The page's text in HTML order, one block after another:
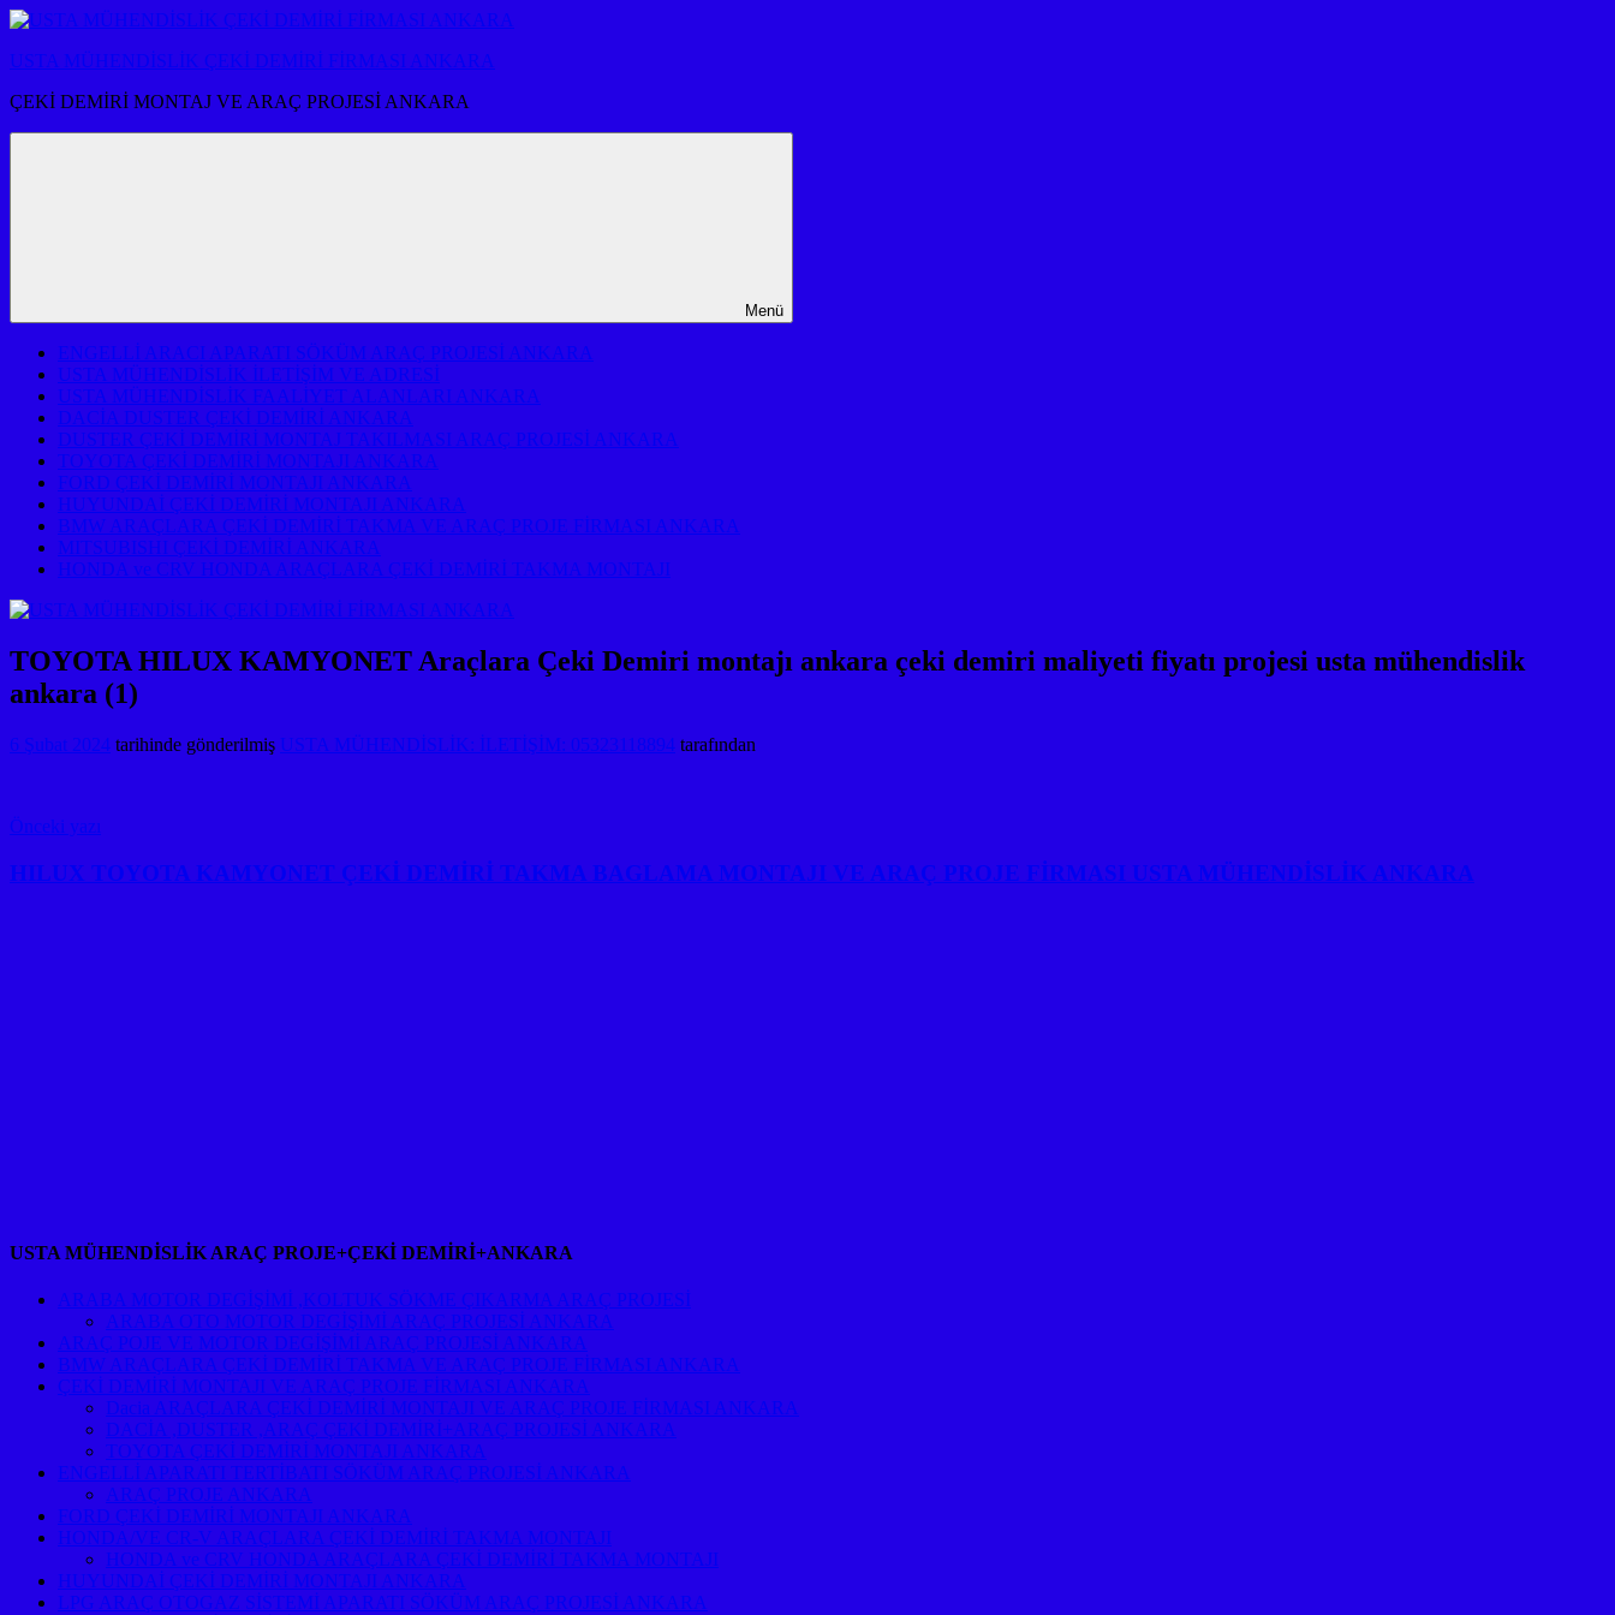
İçeriğe
USTA MÜHENDİSLİK ÇEKİ DEMİRİ FİRMASI ANKARA
ÇEKİ DEMİRİ MONTAJ VE ARAÇ PROJESİ ANKARA
Menü
ENGELLİ ARACI APARATI SÖKÜM ARAÇ PROJESİ ANKARA
USTA MÜHENDİSLİK İLETİŞİM VE ADRESİ
USTA MÜHENDİSLİK FAALİYET ALANLARI ANKARA
DACİA DUSTER ÇEKİ DEMİRİ ANKARA
DUSTER ÇEKİ DEMİRİ MONTAJ TAKILMASI ARAÇ PROJESİ ANKARA
TOYOTA ÇEKİ DEMİRİ MONTAJI ANKARA
FORD ÇEKİ DEMİRİ MONTAJI ANKARA
HUYUNDAİ ÇEKİ DEMİRİ MONTAJI ANKARA
BMW ARAÇLARA ÇEKİ DEMİRİ TAKMA VE ARAÇ PROJE FİRMASI ANKARA
MITSUBISHI ÇEKİ DEMİRİ ANKARA
HONDA ve CRV HONDA ARAÇLARA ÇEKİ DEMİRİ TAKMA MONTAJI
TOYOTA HILUX KAMYONET Araçlara Çeki Demiri montajı ankara çeki demiri maliyeti fiyatı projesi usta mühendislik
ankara (1)
6 Şubat 2024 tarihinde gönderilmiş USTA MÜHENDİSLİK: İLETİŞİM: 05323118894 tarafından
Yazı
gezinmesi
Önceki yazı
HILUX TOYOTA KAMYONET ÇEKİ DEMİRİ TAKMA BAGLAMA MONTAJI VE ARAÇ PROJE FİRMASI USTA MÜHENDİSLİK ANKARA
USTA MÜHENDİSLİK ARAÇ PROJE+ÇEKİ DEMİRİ+ANKARA
ARABA MOTOR DEGİŞİMİ ,KOLTUK SÖKME ÇIKARMA ARAÇ PROJESİ
ARABA OTO MOTOR DEGİŞİMİ ARAÇ PROJESİ ANKARA
ARAÇ POJE VE MOTOR DEGİŞİMİ ARAÇ PROJESİ ANKARA
BMW ARAÇLARA ÇEKİ DEMİRİ TAKMA VE ARAÇ PROJE FİRMASI ANKARA
ÇEKİ DEMİRİ MONTAJI VE ARAÇ PROJE FİRMASI ANKARA
Dacia ARAÇLARA ÇEKİ DEMİRİ MONTAJI VE ARAÇ PROJE FİRMASI ANKARA
DACİA ,DUSTER ,ARAÇ ÇEKİ DEMİRİ+ARAÇ PROJESİ ANKARA
TOYOTA ÇEKİ DEMİRİ MONTAJI ANKARA
ENGELLİ APARATI TERTİBATI SÖKÜM ARAÇ PROJESİ ANKARA
ARAÇ PROJE ANKARA
FORD ÇEKİ DEMİRİ MONTAJI ANKARA
HONDA/VE CR-V ARAÇLARA ÇEKİ DEMİRİ TAKMA MONTAJI
HONDA ve CRV HONDA ARAÇLARA ÇEKİ DEMİRİ TAKMA MONTAJI
HUYUNDAİ ÇEKİ DEMİRİ MONTAJI ANKARA
LPG ARAÇ OTOGAZ SİSTEMİ APARATI SÖKÜM ARAÇ PROJESİ ANKARA